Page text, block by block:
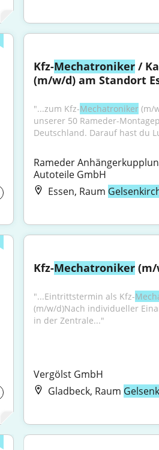
Kfz-Mechatroniker /
(m/w/d) am Standort
"...zum Kfz-Mechatroniker (m/
unserer 50 Rameder-
Deutschland. Darauf hast du
Rameder
Autoteile GmbH
Essen, Raum
Kfz-Mechatroniker (m/
"...Eintrittstermin als Kfz-
(m/w/d)Nach individueller
in der Zentrale..."
Vergölst GmbH
Gladbeck, Raum